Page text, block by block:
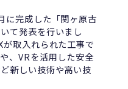
に完成した「関ヶ原古
て発表を行いまし
取入れられた工事で
、VRを活用した安全
新しい技術や高い技